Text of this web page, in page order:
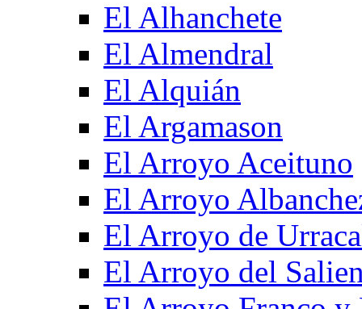
El Alhanchete
El Almendral
El Alquián
El Argamason
El Arroyo Aceituno
El Arroyo
El Arroyo de
El Arroyo del